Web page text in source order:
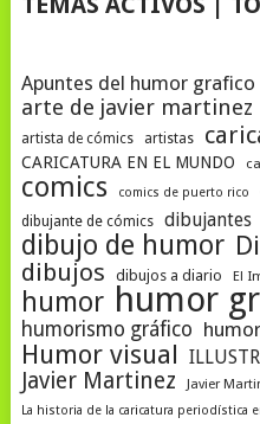
Apuntes del humor grafico
arte de javier martinez
artista de cómics artistas
CARICATURA EN EL MUNDO
comics comics de puerto rico
dibujante de cómics dibujantes
dibujo de humor
dibujos dibujos a diario El
humor humor
humorismo gráfico
Humor visual
Javier Martinez
Javier
La historia de la caricatura periodística